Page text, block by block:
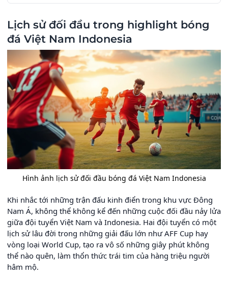
Lịch sử đối đầu trong highlight bóng
đá Việt Nam Indonesia
Hình ảnh lịch sử đối đầu bóng đá Việt Nam Indonesia
Khi nhắc tới những trận đấu kinh điển trong khu vực Đông
Nam Á, không thể không kể đến những cuộc đối đầu nảy lửa
giữa đội tuyển Việt Nam và Indonesia. Hai đội tuyển có một
lịch sử lâu đời trong những giải đấu lớn như AFF Cup hay
vòng loại World Cup, tạo ra vô số những giây phút không
thể nào quên, làm thổn thức trái tim của hàng triệu người
hâm mộ.